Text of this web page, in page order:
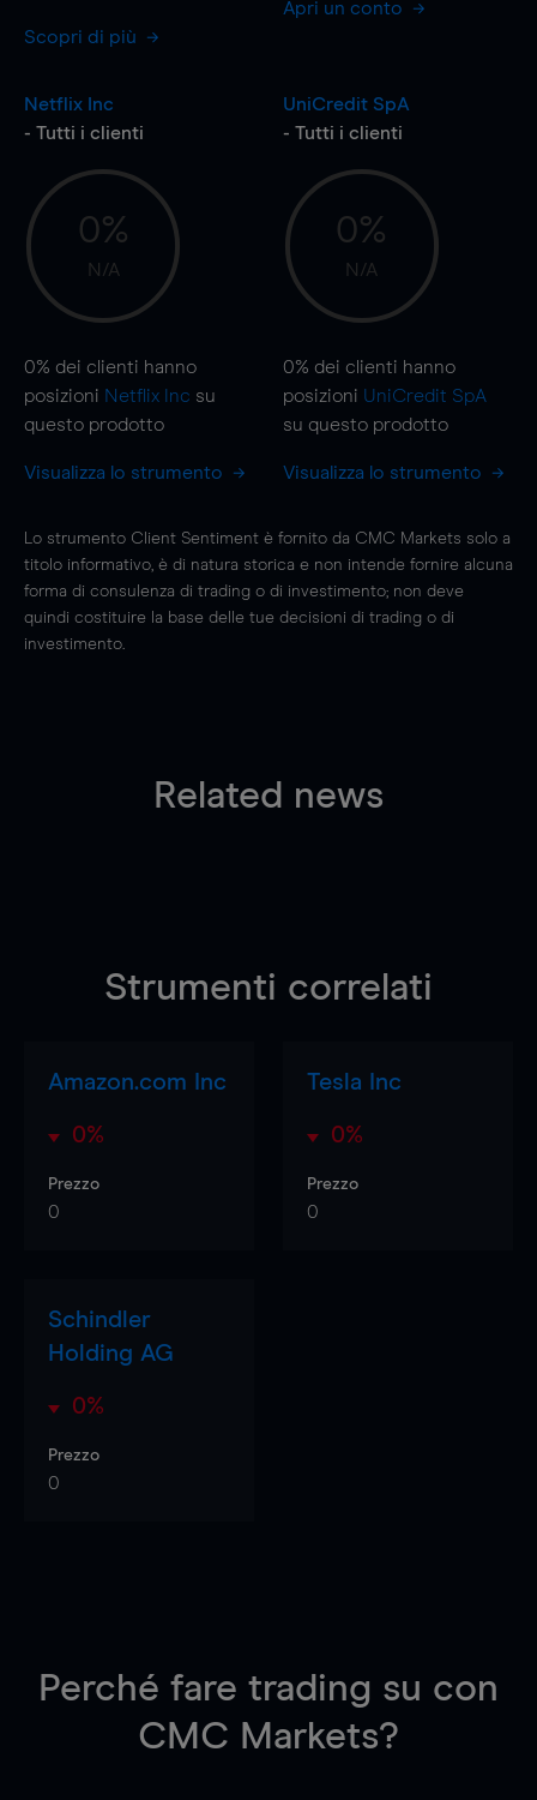
Scopri di più
Apri un conto
Netflix Inc
- Tutti i clienti
0%
N/A
0% dei clienti hanno
posizioni Netflix Inc su
questo prodotto
Visualizza lo strumento
UniCredit SpA
- Tutti i clienti
0%
N/A
0% dei clienti hanno
posizioni UniCredit SpA
su questo prodotto
Visualizza lo strumento
Lo strumento Client Sentiment è fornito da CMC Markets solo a
titolo informativo, è di natura storica e non intende fornire alcuna
forma di consulenza di trading o di investimento; non deve
quindi costituire la base delle tue decisioni di trading o di
investimento.
Related news
Strumenti correlati
Amazon.com Inc
0%
Prezzo
0
Tesla Inc
0%
Prezzo
0
Schindler
Holding AG
0%
Prezzo
0
Perché fare trading su con
CMC Markets?